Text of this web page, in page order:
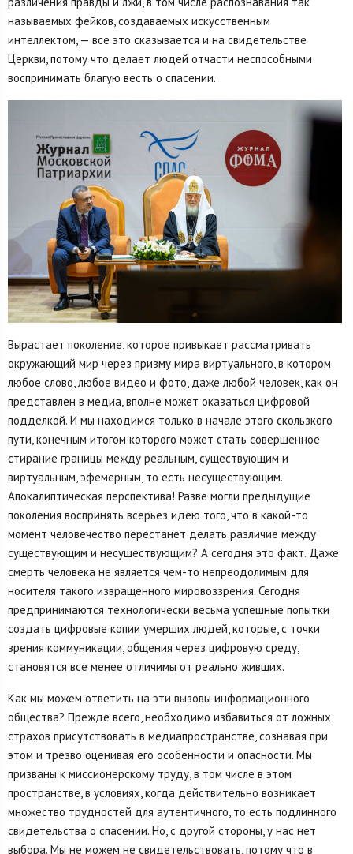
называемых фейков, создаваемых искусственным
интеллектом, — все это сказывается и на свидетельстве
Церкви, потому что делает людей отчасти неспособными
воспринимать благую весть о спасении.
Вырастает поколение, которое привыкает рассматривать
окружающий мир через призму мира виртуального, в котором
любое слово, любое видео и фото, даже любой человек, как он
представлен в медиа, вполне может оказаться цифровой
подделкой. И мы находимся только в начале этого скользкого
пути, конечным итогом которого может стать совершенное
стирание границы между реальным, существующим и
виртуальным, эфемерным, то есть несуществующим.
Апокалиптическая перспектива! Разве могли предыдущие
поколения воспринять всерьез идею того, что в какой-то
момент человечество перестанет делать различие между
существующим и несуществующим? А сегодня это факт. Даже
смерть человека не является чем-то непреодолимым для
носителя такого извращенного мировоззрения. Сегодня
предпринимаются технологически весьма успешные попытки
создать цифровые копии умерших людей, которые, с точки
зрения коммуникации, общения через цифровую среду,
становятся все менее отличимы от реально живших.
Как мы можем ответить на эти вызовы информационного
общества? Прежде всего, необходимо избавиться от ложных
страхов присутствовать в медиапространстве, сознавая при
этом и трезво оценивая его особенности и опасности. Мы
призваны к миссионерскому труду, в том числе в этом
пространстве, в условиях, когда действительно возникает
множество трудностей для аутентичного, то есть подлинного
свидетельства о спасении. Но, с другой стороны, у нас нет
выбора. Мы не можем не свидетельствовать, потому что в